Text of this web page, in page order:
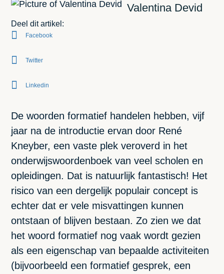
Valentina Devid
Deel dit artikel:
Facebook
Twitter
Linkedin
De woorden formatief handelen hebben, vijf
jaar na de introductie ervan door René
Kneyber, een vaste plek veroverd in het
onderwijswoordenboek van veel scholen en
opleidingen. Dat is natuurlijk fantastisch! Het
risico van een dergelijk populair concept is
echter dat er vele misvattingen kunnen
ontstaan of blijven bestaan. Zo zien we dat
het woord formatief nog vaak wordt gezien
als een eigenschap van bepaalde activiteiten
(bijvoorbeeld een formatief gesprek, een